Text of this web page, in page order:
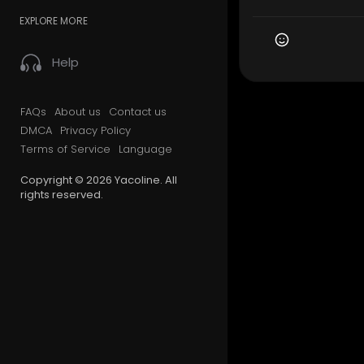
EXPLORE MORE
Help
FAQs About us
Contact us
DMCA Privacy Policy
Terms of Service
Language
Copyright © 2026 Yacoline. All
rights reserved.